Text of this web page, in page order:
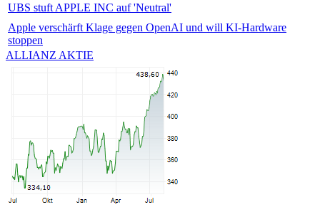
UBS stuft APPLE INC auf 'Neutral'
Apple verschärft Klage gegen OpenAI und will KI-Hardware
stoppen
ALLIANZ AKTIE